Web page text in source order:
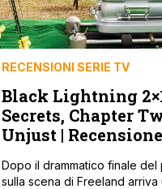
RECENSIONI SERIE TV
Black Lightning
Secrets, Chapter
Unjust | Recensione
Dopo il drammatico finale
sulla scena di Freeland